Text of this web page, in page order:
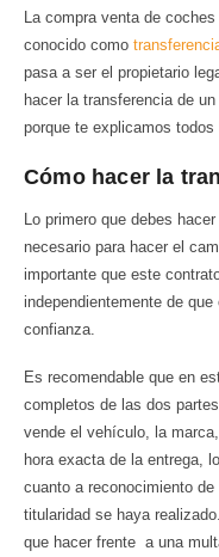
La compra venta de
conocido como
pasa a ser el propietario
hacer la transferencia de
porque te explicamos
Cómo hacer la
Lo primero que debes
necesario para hacer el
importante que este
independientemente de
confianza.
Es recomendable que en
completos de las dos
vende el vehículo, la
hora exacta de la entrega,
cuanto a reconocimiento
titularidad se haya
que hacer frente a una